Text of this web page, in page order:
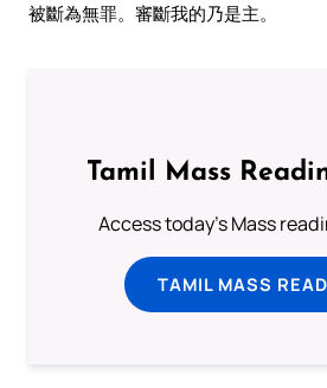
被斷為無罪。審斷我的乃是主。
Tamil Mass
Access today's Mass
TAMIL MASS